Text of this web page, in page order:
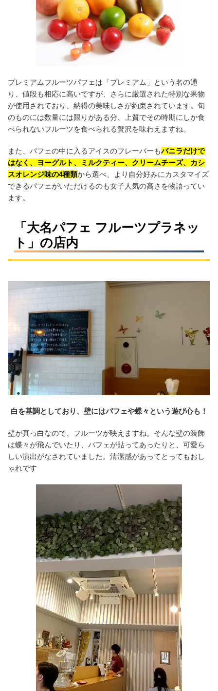
プレミアムフルーツパフェは「プレミアム」という名の通
り、値段も相応に高いですが、さらに厳選された特別な果物
が使用されており、納得の美味しさが約束されています。旬
のものには数量には限りがある分、上質でその時期にしか食
べられないフルーツを食べられる贅沢を味わえますね。
また、パフェの中に入るアイスのフレーバーもバニラだけで
はなく、ヨーグルト、ミルクティー、クリームチーズ、カシ
スオレンジ味の4種類から選べ、より自分好みにカスタマイズ
できるパフェがいただけるのも女子人気の高さを物語ってい
ます。
「大名パフェ フルーツプラネッ
ト」の店内
白を基調としており、壁にはパフェや蝶々という遊び心も！
壁が真っ白なので、フルーツが映えますね。そんな壁の装飾
は蝶々が飛んでいたり、パフェが貼ってあったりと、可愛ら
しい演出がなされていました。清潔感があってとってもおし
ゃれです